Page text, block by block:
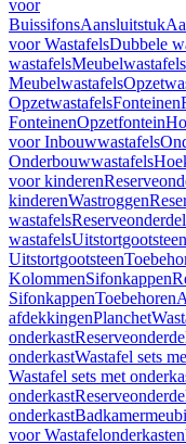
voor
BuissifonsAansluitstuk
voor WastafelsDubbele
wastafelsMeubelwastafels
Meubelwastafels
OpzetwastafelsFonteinen
FonteinenOpzetfontein
voor Inbouwwastafels
Onderbouwwastafels
voor kinderen
kinderenWastroggen
wastafels
wastafelsUitstortgootsteen
Uitstortgootsteen
KolommenSifonkappen
SifonkappenToebehoren
afdekkingenPlanchet
onderkast
onderkastWastafel sets
Wastafel sets met
onderkast
onderkast
voor Wastafelonderkasten